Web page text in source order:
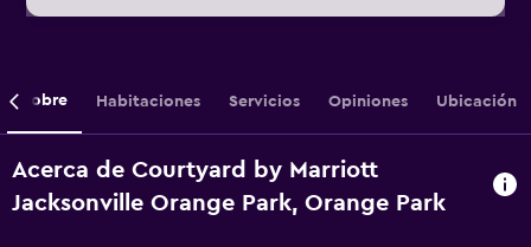
Sobre Habitaciones Servicios Opiniones Ubicación
Acerca de Courtyard by Marriott
Jacksonville Orange Park, Orange Park